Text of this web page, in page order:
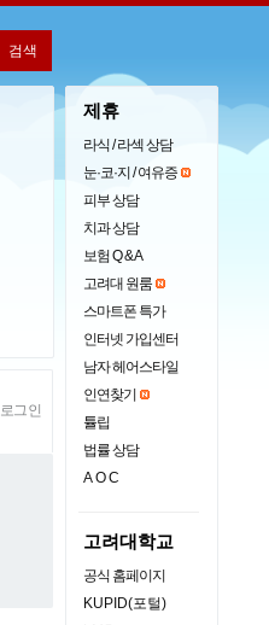
로그인
제휴
라식 / 라섹 상담
눈·코·지 / 여유증
피부 상담
치과 상담
보험 Q & A
고려대 원룸
스마트폰 특가
인터넷 가입센터
남자 헤어스타일
인연찾기
튤립
법률 상담
AOC
고려대학교
공식 홈페이지
KUPID(포털)